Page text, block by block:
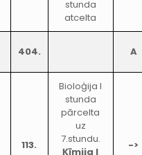
stunda
atcelta
404. A
113.
Bioloģija I
stunda
pārcelta
uz
7.stundu.
Ķīmija I
->